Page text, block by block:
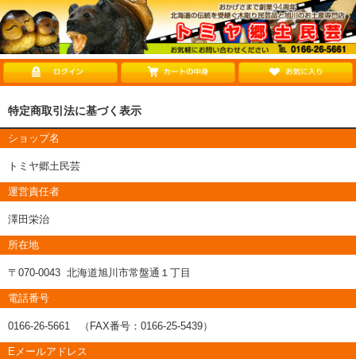
特定商取引法に基づく表示
ショップ名
トミヤ郷土民芸
運営責任者
澤田栄治
所在地
〒070-0043 北海道旭川市常盤通１丁目
電話番号
0166-26-5661 （FAX番号：0166-25-5439）
Eメールアドレス